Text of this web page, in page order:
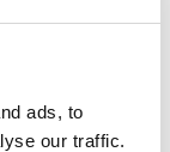
ads, to
our traffic.